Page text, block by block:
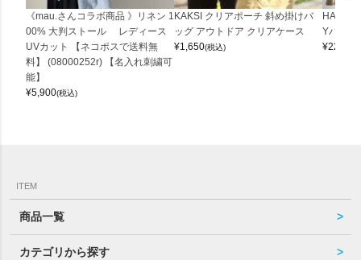
《mau.さんコラボ商品 》リネン 1
00% 大判ストール レディース
UVカット 【ネコポスで送料無
料】 (08000252r) 【名入れ刺繍可
能】
¥5,900(税込)
KAKSI クリアポーチ 斜め掛けバ
ッグ アウトドア クリアケース
¥1,650(税込)
Yバッグ
¥22,000
ITEM
商品一覧
カテゴリから探す